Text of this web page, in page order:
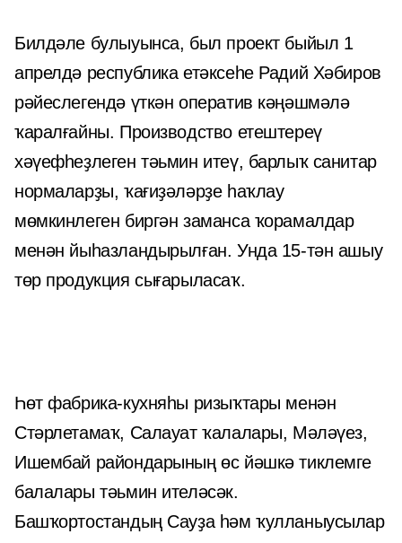
Билдәле булыуынса, был проект быйыл 1
апрелдә республика етәксеһе Радий Хәбиров
рәйеслегендә үткән оператив кәңәшмәлә
ҡаралғайны. Производство етештереү
хәүефһеҙлеген тәьмин итеү, барлыҡ санитар
нормаларҙы, ҡағиҙәләрҙе һаҡлау
мөмкинлеген биргән заманса ҡорамалдар
менән йыһазландырылған. Унда 15-тән ашыу
төр продукция сығарыласаҡ.
Һөт фабрика-кухняһы ризыҡтары менән
Стәрлетамаҡ, Салауат ҡалалары, Мәләүез,
Ишембай райондарының өс йәшкә тиклемге
балалары тәьмин ителәсәк.
Башҡортостандың Сауҙа һәм ҡулланыусылар